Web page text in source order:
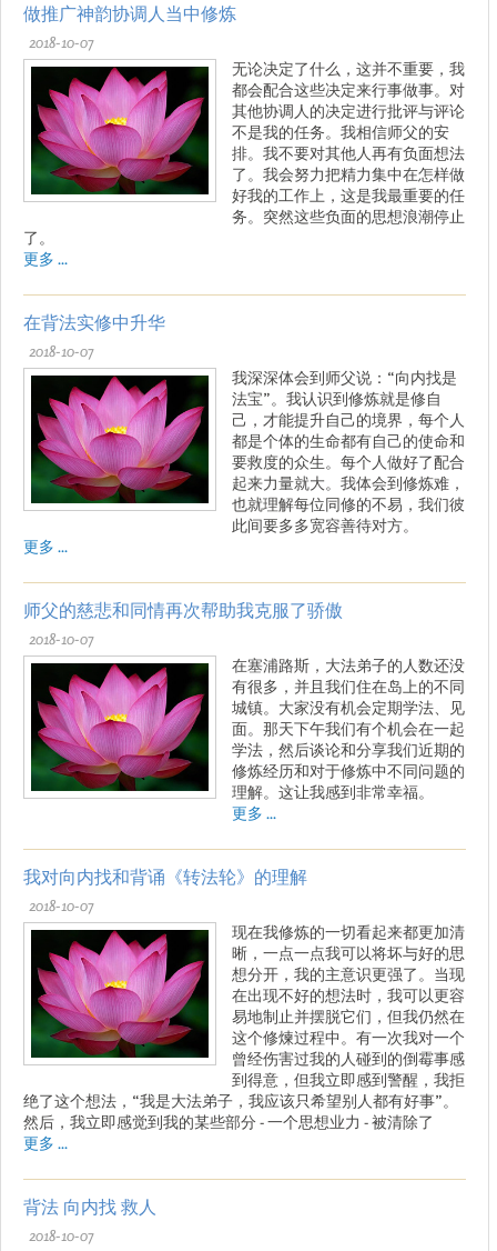
做推广神韵协调人当中修炼
2018-10-07
无论决定了什么，这并不重要，我
都会配合这些决定来行事做事。对
其他协调人的决定进行批评与评论
不是我的任务。我相信师父的安
排。我不要对其他人再有负面想法
了。我会努力把精力集中在怎样做
好我的工作上，这是我最重要的任
务。突然这些负面的思想浪潮停止
了。
更多 ...
在背法实修中升华
2018-10-07
我深深体会到师父说：“向内找是
法宝”。我认识到修炼就是修自
己，才能提升自己的境界，每个人
都是个体的生命都有自己的使命和
要救度的众生。每个人做好了配合
起来力量就大。我体会到修炼难，
也就理解每位同修的不易，我们彼
此间要多多宽容善待对方。
更多 ...
师父的慈悲和同情再次帮助我克服了骄傲
2018-10-07
在塞浦路斯，大法弟子的人数还没
有很多，并且我们住在岛上的不同
城镇。大家没有机会定期学法、见
面。那天下午我们有个机会在一起
学法，然后谈论和分享我们近期的
修炼经历和对于修炼中不同问题的
理解。这让我感到非常幸福。
更多 ...
我对向内找和背诵《转法轮》的理解
2018-10-07
现在我修炼的一切看起来都更加清
晰，一点一点我可以将坏与好的思
想分开，我的主意识更强了。当现
在出现不好的想法时，我可以更容
易地制止并摆脱它们，但我仍然在
这个修煉过程中。有一次我对一个
曾经伤害过我的人碰到的倒霉事感
到得意，但我立即感到警醒，我拒
绝了这个想法，“我是大法弟子，我应该只希望别人都有好事”。
然后，我立即感觉到我的某些部分 - 一个思想业力 - 被清除了
更多 ...
背法 向内找 救人
2018-10-07